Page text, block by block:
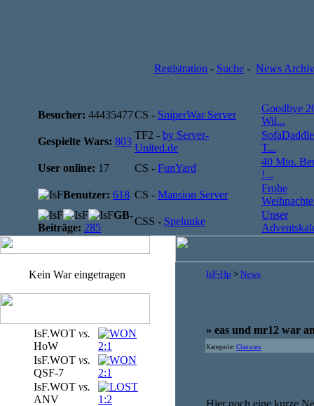
Registration - Suche - News Archiv
Besucher: 44435477CS - SniperWar Server
Goodbye
Wil...
Gespielte Wars: 803
TF2 - by Server-
United.de
T...
User online: 17 CS - FunYard
40 Mio.
!...
Benutzer: 618 CS - Mansion Server
Frohe
GB-
Beiträge: 285
CSS - Spelunke
Unser
Kein War eingetragen
IsF.WOT vs.
HoW
2:1
IsF.WOT vs.
QSF-7
2:1
IsF.WOT vs.
ANV
1:2
IsF-Hp > News
» eas und mr12 war
Kategorie: Clanwars
Hier noch eine kurze